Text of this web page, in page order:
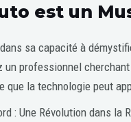
est un
sa capacité à
un professionnel
que la technologie peut
: Une Révolution dans